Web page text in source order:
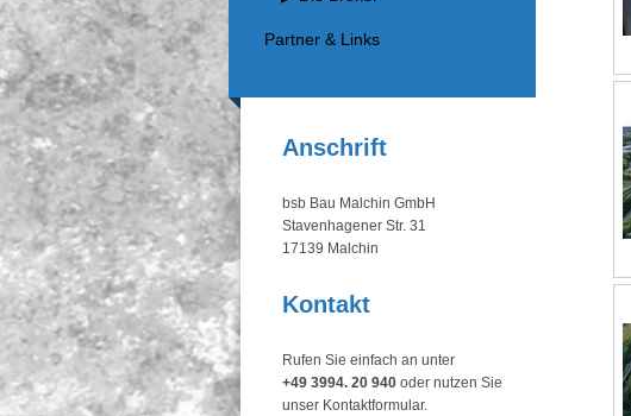
Partner & Links
Anschrift
bsb Bau Malchin GmbH
Stavenhagener Str. 31
17139 Malchin
Kontakt
Rufen Sie einfach an unter
+49 3994. 20 940 oder nutzen Sie
unser Kontaktformular.